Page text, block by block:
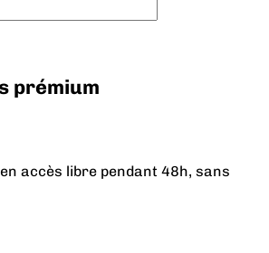
prémium
accès libre pendant 48h, sans